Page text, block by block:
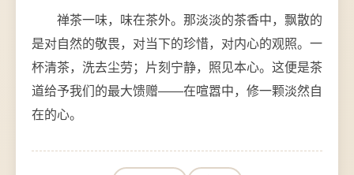
禅茶一味，味在茶外。那淡淡的茶香中，飘散的
是对自然的敬畏，对当下的珍惜，对内心的观照。一
杯清茶，洗去尘劳；片刻宁静，照见本心。这便是茶
道给予我们的最大馈赠——在喧嚣中，修一颗淡然自
在的心。